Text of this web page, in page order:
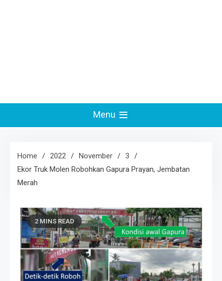
Menu
Home 2022 November
3
Ekor Truk Molen Robohkan Gapura Prayan, Jembatan
Merah
2 MINS READ